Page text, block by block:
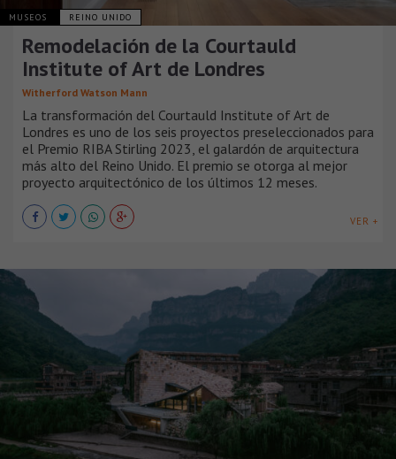
MUSEOS REINO UNIDO
Remodelación de la Courtauld
Institute of Art de Londres
Witherford Watson Mann
La transformación del Courtauld Institute of Art de
Londres es uno de los seis proyectos preseleccionados para
el Premio RIBA Stirling 2023, el galardón de arquitectura
más alto del Reino Unido. El premio se otorga al mejor
proyecto arquitectónico de los últimos 12 meses.
VER +